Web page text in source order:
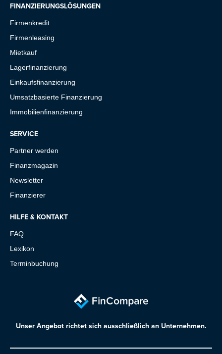
FINANZIERUNGSLÖSUNGEN
Firmenkredit
Firmenleasing
Mietkauf
Lagerfinanzierung
Einkaufsfinanzierung
Umsatzbasierte Finanzierung
Immobilienfinanzierung
SERVICE
Partner werden
Finanzmagazin
Newsletter
Finanzierer
HILFE & KONTAKT
FAQ
Lexikon
Terminbuchung
Unser Angebot richtet sich ausschließlich an Unternehmen.